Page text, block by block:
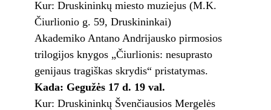
Kur: Druskininkų miesto muziejus (M.K.
Čiurlionio g. 59, Druskininkai)
Akademiko Antano Andrijausko pirmosios
trilogijos knygos „Čiurlionis: nesuprasto
genijaus tragiškas skrydis“ pristatymas.
Kada: Gegužės 17 d. 19 val.
Kur: Druskininkų Švenčiausios Mergelės